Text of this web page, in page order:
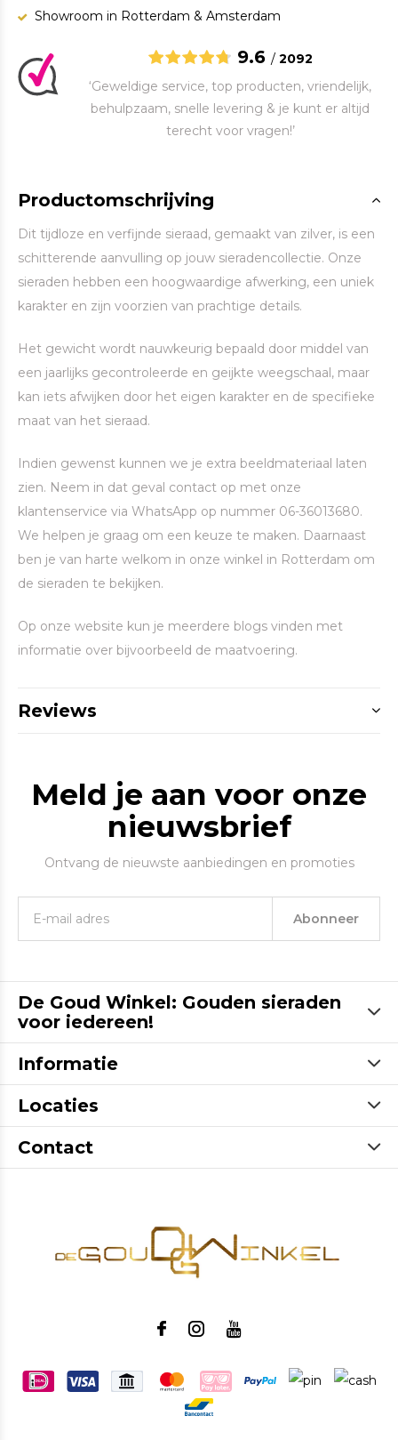
Showroom in Rotterdam & Amsterdam
9.6 / 2092
‘Geweldige service, top producten, vriendelijk,
behulpzaam, snelle levering & je kunt er altijd
terecht voor vragen!’
Productomschrijving
Dit tijdloze en verfijnde sieraad, gemaakt van zilver, is een
schitterende aanvulling op jouw sieradencollectie. Onze
sieraden hebben een hoogwaardige afwerking, een uniek
karakter en zijn voorzien van prachtige details.
Het gewicht wordt nauwkeurig bepaald door middel van
een jaarlijks gecontroleerde en geijkte weegschaal, maar
kan iets afwijken door het eigen karakter en de specifieke
maat van het sieraad.
Indien gewenst kunnen we je extra beeldmateriaal laten
zien. Neem in dat geval contact op met onze
klantenservice via WhatsApp op nummer 06-36013680.
We helpen je graag om een keuze te maken. Daarnaast
ben je van harte welkom in onze winkel in Rotterdam om
de sieraden te bekijken.
Op onze website kun je meerdere blogs vinden met
informatie over bijvoorbeeld de maatvoering.
Reviews
Meld je aan voor onze
nieuwsbrief
Ontvang de nieuwste aanbiedingen en promoties
Abonneer
De Goud Winkel: Gouden sieraden
voor iedereen!
Informatie
Locaties
Contact